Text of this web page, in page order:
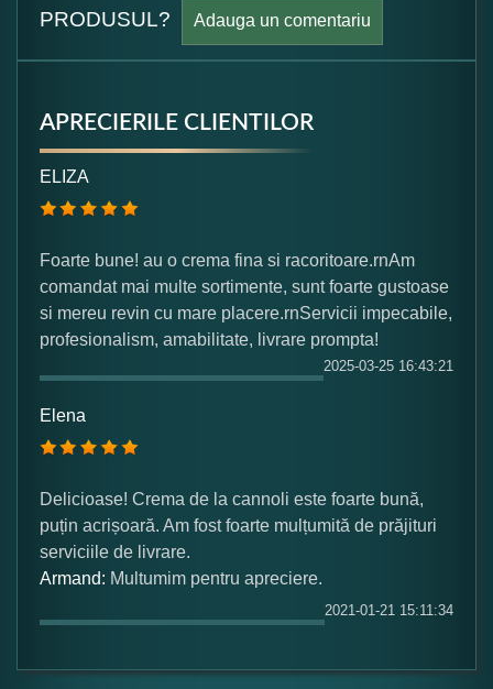
PRODUSUL?
Adauga un comentariu
Numele dumneavoastra:
Adaugati o parere despre acest produs:
1
2 3 4
5
Nu tocmai bun
Copiati alaturi numarul din imagine:
APRECIERILE CLIENTILOR
ELIZA
Foarte bune! au o crema fina si racoritoare.rnAm
comandat mai multe sortimente, sunt foarte gustoase
si mereu revin cu mare placere.rnServicii impecabile,
profesionalism, amabilitate, livrare prompta!
2025-03-25 16:43:21
Elena
Delicioase! Crema de la cannoli este foarte bună,
puțin acrișoară. Am fost foarte mulțumită de prăjituri
serviciile de livrare.
Armand: Multumim pentru apreciere.
2021-01-21 15:11:34